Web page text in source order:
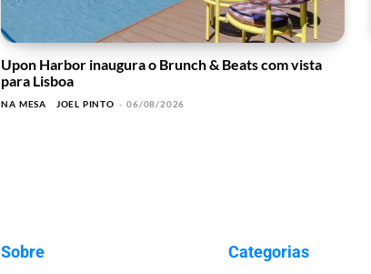
Upon Harbor inaugura o Brunch & Beats com vista
para Lisboa
NA MESA JOEL PINTO - 06/08/2026
Sobre Categorias